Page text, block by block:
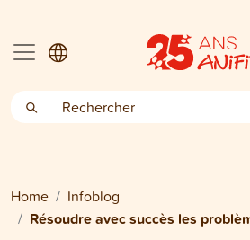
Home Infoblog
Résoudre avec succès les